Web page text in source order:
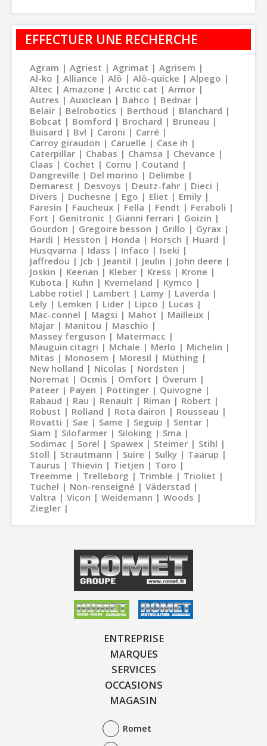
EFFECTUER UNE RECHERCHE
Agram Agriest Agrimat
Agrisem
Al-ko
Alliance Alö Alö-quicke
Alpego
Altec
Amazone Arctic cat
Armor
Autres
Auxiclean Bahco
Bednar
Belair
Belrobotics Berthoud
Blanchard
Bobcat
Bomford Brochard
Bruneau
Buisard
Bvl Caroni
Carré
Carroy giraudon
Caruelle
Case ih
Caterpillar
Chabas Chamsa
Chevance
Claas
Cochet Cornu
Coutand
Dangreville
Del morino
Delimbe
Demarest
Desvoys Deutz-fahr
Dieci
Divers
Duchesne Ego Eliet
Emily
Faresin
Faucheux Fella Fendt
Feraboli
Fort
Genitronic Gianni ferrari
Goizin
Gourdon
Gregoire besson Grillo
Gyrax
Hardi
Hesston Honda Horsch
Huard
Husqvarna
Idass Infaco
Iseki
Jaffredou
Jcb Jeantil Jeulin
John deere
Joskin
Keenan Kleber Kress
Krone
Kubota
Kuhn Kverneland
Kymco
Labbe rotiel
Lambert Lamy
Laverda
Lely
Lemken Lider Lipco
Lucas
Mac-connel
Magsi Mahot
Mailleux
Majar
Manitou
Maschio
Massey ferguson
Matermacc
Mauguin citagri
Mchale Merlo
Michelin
Mitas
Monosem Moresil
Müthing
New holland
Nicolas
Nordsten
Noremat
Ocmis Omfort
Överum
Pateer
Payen Pöttinger
Quivogne
Rabaud
Rau Renault Riman
Robert
Robust
Rolland Rota dairon
Rousseau
Rovatti
Sae Same Seguip
Sentar
Siam
Silofarmer Siloking
Sma
Sodimac
Sorel Spawex Steimer
Stihl
Stoll
Strautmann Suire Sulky
Taarup
Taurus
Thievin Tietjen
Toro
Treemme
Trelleborg Trimble
Trioliet
Tuchel
Non-renseigné
Väderstad
Valtra
Vicon Weidemann
Woods
Ziegler
ENTREPRISE
MARQUES
SERVICES
OCCASIONS
MAGASIN
Romet